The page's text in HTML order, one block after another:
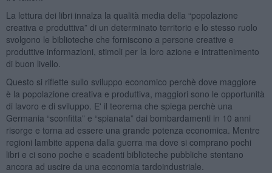
La lettura dei libri innalza la qualità media della “popolazione
creativa e produttiva” di un determinato territorio e lo stesso ruolo
svolgono le biblioteche che forniscono a persone creative e
produttive informazioni, stimoli per la loro azione e intrattenimento
di buon livello.
Questo si riflette sullo sviluppo economico perchè dove maggiore
è la popolazione creativa e produttiva, maggiori sono le opportunità
di lavoro e di sviluppo. E' il teorema che spiega perchè una
Germania “sconfitta” e “spianata” dai bombardamenti in 10 anni
risorge e torna ad essere una grande potenza economica. Mentre
regioni lambite appena dalla guerra ma dove si comprano pochi
libri e ci sono poche e scadenti biblioteche pubbliche stentano
ancora ad uscire da una economia tardo­industriale.